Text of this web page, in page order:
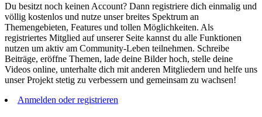
Du besitzt noch keinen Account? Dann registriere dich einmalig und
völlig kostenlos und nutze unser breites Spektrum an
Themengebieten, Features und tollen Möglichkeiten. Als
registriertes Mitglied auf unserer Seite kannst du alle Funktionen
nutzen um aktiv am Community-Leben teilnehmen. Schreibe
Beiträge, eröffne Themen, lade deine Bilder hoch, stelle deine
Videos online, unterhalte dich mit anderen Mitgliedern und helfe uns
unser Projekt stetig zu verbessern und gemeinsam zu wachsen!
Anmelden oder registrieren